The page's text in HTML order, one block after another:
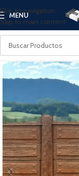
Skip to navigation
Skip to main content
MENU